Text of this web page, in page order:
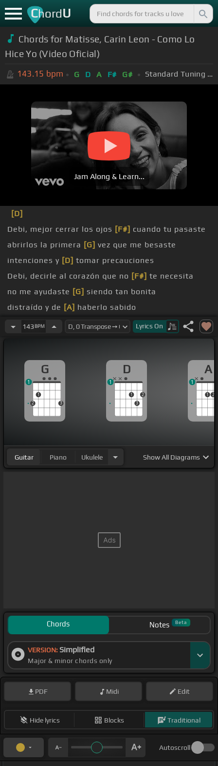
ChordU
Chords for Matisse, Carin Leon - Como Lo
Hice Yo (Video Oficial)
143.15 bpm G D A F# G# Standard Tuning (EADGBE)
Jam Along & Learn...
[D]
Debi, mejor cerrar los ojos [F#] cuando tu pasaste
abrirlos la primera [G] vez que me besaste
intenciones y [D] tomar precauciones
Debi, decirle al corazón que no [F#] te necesita
no me ayudaste [G] siendo tan bonita
distraído y de [A] haberlo sabido
[Am] No[G]
143 BPM Lyrics On
G
2
1
3
1
D
1
3
2
1
A
1 2
1
Guitar Piano Ukulele ShowAll Diagrams
Chords Notes Beta
VERSION: Simplified
Major & minor chords only
PDF Midi Edit
Hide lyrics Blocks Traditional
Autoscroll